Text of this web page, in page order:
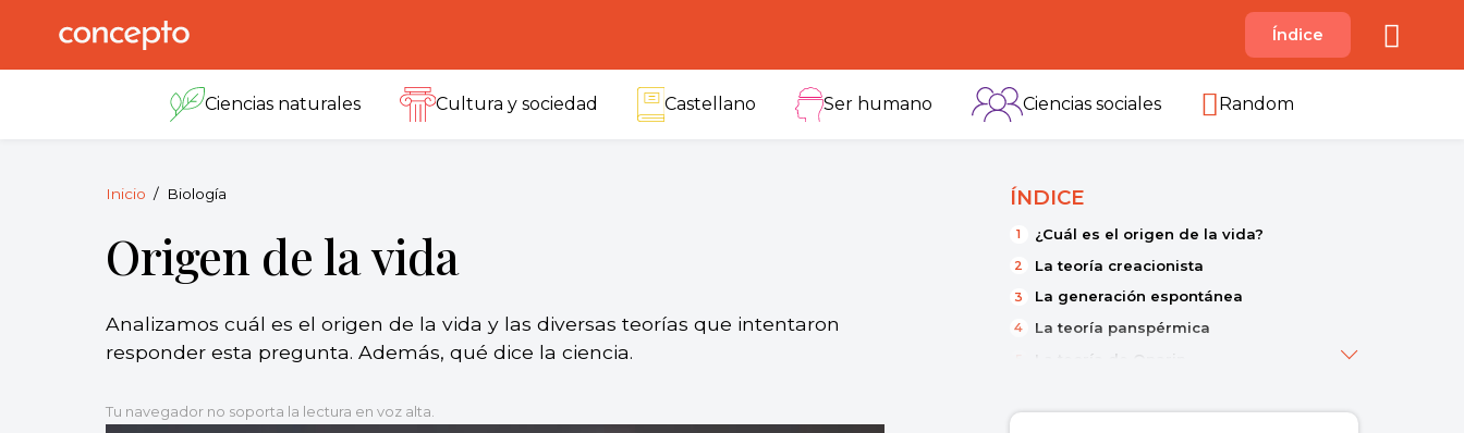
reservados.
B C
Índice
Ciencias naturales Cultura y sociedad Castellano Ser humano Ciencias sociales Random
Inicio Biología
Origen de la vida
Analizamos cuál es el origen de la vida y las diversas teorías que intentaron
responder esta pregunta. Además, qué dice la ciencia.
Tu navegador no soporta la lectura en voz alta.
ÍNDICE
¿Cuál es el origen de la vida?
La teoría creacionista
La generación espontánea
La teoría panspérmica
La teoría de Oparin